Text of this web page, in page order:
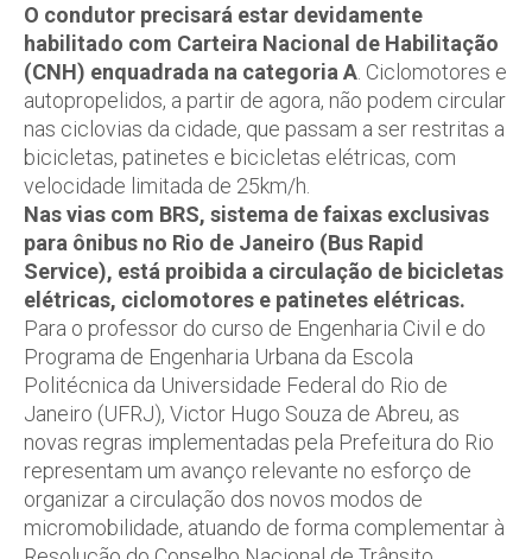
O condutor precisará estar devidamente
habilitado com Carteira Nacional de Habilitação
(CNH) enquadrada na categoria A . Ciclomotores e
autopropelidos, a partir de agora, não podem circular
nas ciclovias da cidade, que passam a ser restritas a
bicicletas, patinetes e bicicletas elétricas, com
velocidade limitada de 25km/h.
Nas vias com BRS, sistema de faixas exclusivas
para ônibus no Rio de Janeiro (Bus Rapid
Service), está proibida a circulação de bicicletas
elétricas, ciclomotores e patinetes elétricas.
Para o professor do curso de Engenharia Civil e do
Programa de Engenharia Urbana da Escola
Politécnica da Universidade Federal do Rio de
Janeiro (UFRJ), Victor Hugo Souza de Abreu, as
novas regras implementadas pela Prefeitura do Rio
representam um avanço relevante no esforço de
organizar a circulação dos novos modos de
micromobilidade, atuando de forma complementar à